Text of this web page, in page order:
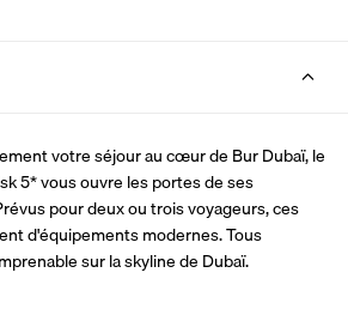
votre séjour au cœur de Bur Dubaï, le
5* vous ouvre les portes de ses
pour deux ou trois voyageurs, ces
d'équipements modernes. Tous
sur la skyline de Dubaï.